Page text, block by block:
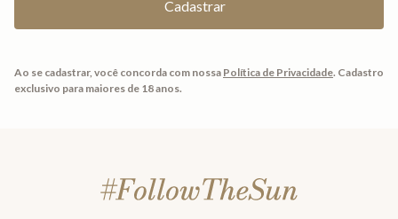
Ao se cadastrar, você concorda com nossa Política de Privacidade. Cadastro
exclusivo para maiores de 18 anos.